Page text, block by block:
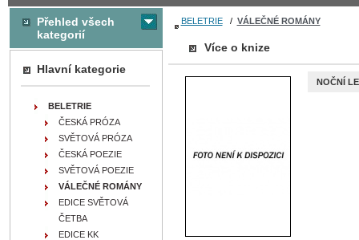
BELETRIE/ VÁLEČNÉ ROMÁNY
Více o knize
NOČNÍ
Přehled všech
kategorií
Hlavní kategorie
BELETRIE
ČESKÁ PRÓZA
SVĚTOVÁ PRÓZA
ČESKÁ POEZIE
SVĚTOVÁ POEZIE
VÁLEČNÉ ROMÁNY
EDICE SVĚTOVÁ
ČETBA
EDICE KK